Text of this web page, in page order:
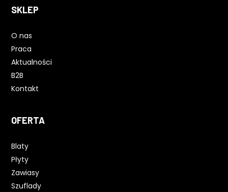
SKLEP
O nas
Praca
Aktualności
B2B
Kontakt
OFERTA
Blaty
Płyty
Zawiasy
Szuflady